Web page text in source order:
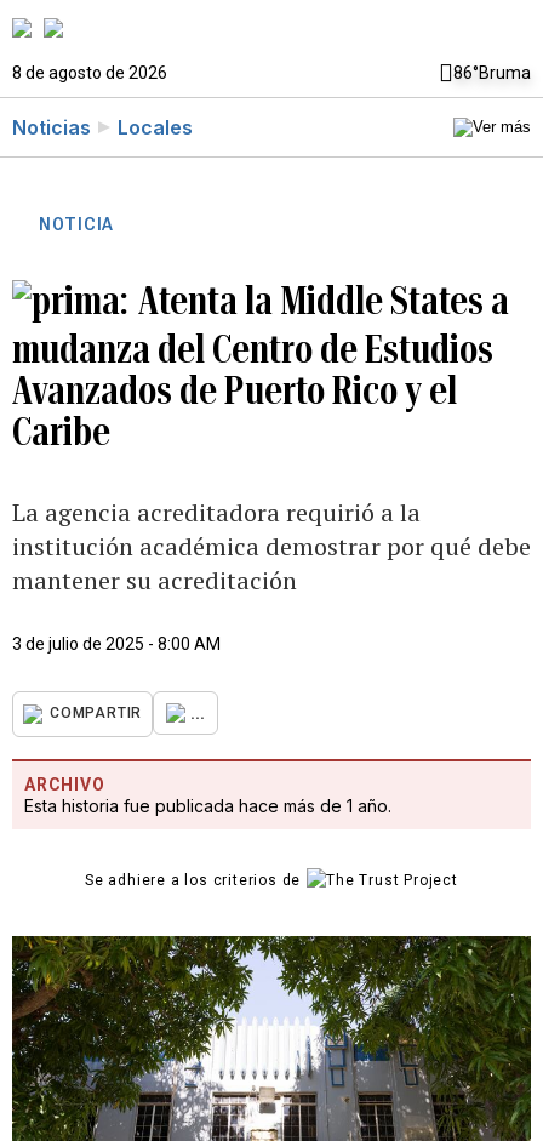
8 de agosto de 2026 86°Bruma
Noticias Locales
NOTICIA
Atenta la Middle States a
mudanza del Centro de Estudios
Avanzados de Puerto Rico y el
Caribe
La agencia acreditadora requirió a la
institución académica demostrar por qué debe
mantener su acreditación
3 de julio de 2025 - 8:00 AM
COMPARTIR ...
ARCHIVO
Esta historia fue publicada hace más de 1 año.
Se adhiere a los criterios de